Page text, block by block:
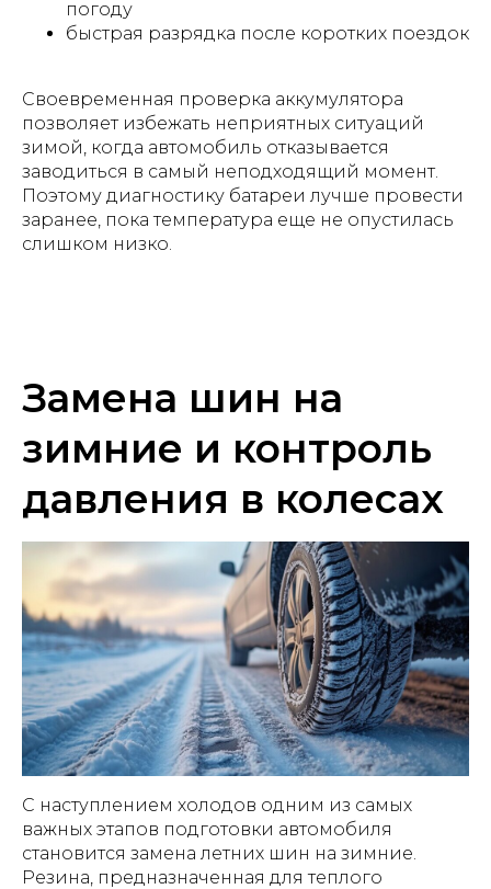
погоду
быстрая разрядка после коротких поездок
Своевременная проверка аккумулятора
позволяет избежать неприятных ситуаций
зимой, когда автомобиль отказывается
заводиться в самый неподходящий момент.
Поэтому диагностику батареи лучше провести
заранее, пока температура еще не опустилась
слишком низко.
Замена шин на
зимние и контроль
давления в колесах
С наступлением холодов одним из самых
важных этапов подготовки автомобиля
становится замена летних шин на зимние.
Резина, предназначенная для теплого